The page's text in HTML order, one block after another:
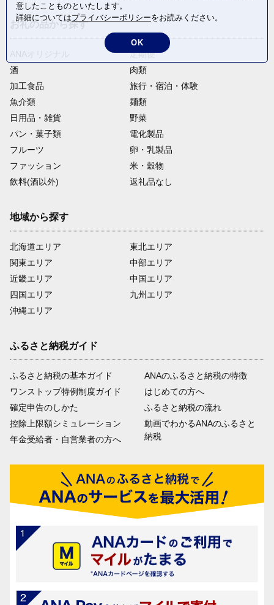
お礼の品から探す
定期便
酒
肉類
加工食品
旅行・宿泊・体験
魚介類
麺類
日用品・雑貨
野菜
パン・菓子類
電化製品
フルーツ
卵・乳製品
ファッション
米・穀物
飲料(酒以外)
返礼品なし
地域から探す
北海道エリア
関東エリア
近畿エリア
四国エリア
沖縄エリア
東北エリア
中部エリア
中国エリア
九州エリア
ふるさと納税ガイド
ふるさと納税の基本ガイド
ワンストップ特例制度ガイド
確定申告のしかた
控除上限額シミュレーション
年金受給者・自営業者の方へ
ANAのふるさと納税の特徴
はじめての方へ
ふるさと納税の流れ
動画でわかるANAのふるさと
納税
意したことものといたします。
詳細についてはプライバシーポリシーをお読みください。
OK